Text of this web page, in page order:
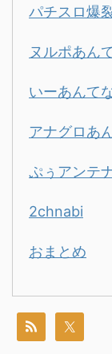
パチスロ爆
ヌルポあん
いーあんて
アナグロあ
ぷぅアンテ
2chnabi
おまとめ